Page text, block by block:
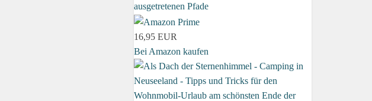
ausgetretenen Pfade
16,95 EUR
Bei Amazon kaufen